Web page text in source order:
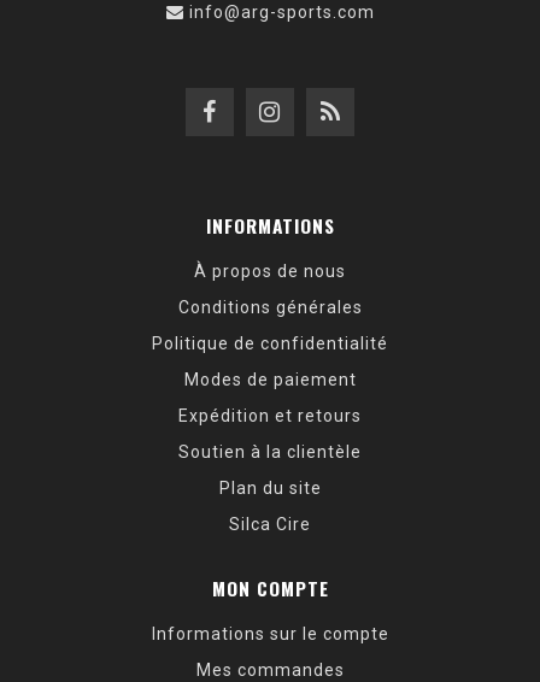
info@arg-sports.com
INFORMATIONS
À propos de nous
Conditions générales
Politique de confidentialité
Modes de paiement
Expédition et retours
Soutien à la clientèle
Plan du site
Silca Cire
MON COMPTE
Informations sur le compte
Mes commandes